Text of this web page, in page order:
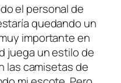
el personal de
quedando un
importante en
juega un estilo de
las camisetas de